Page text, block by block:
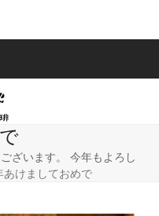
ざいます。 今年もよろし
あけましておめで